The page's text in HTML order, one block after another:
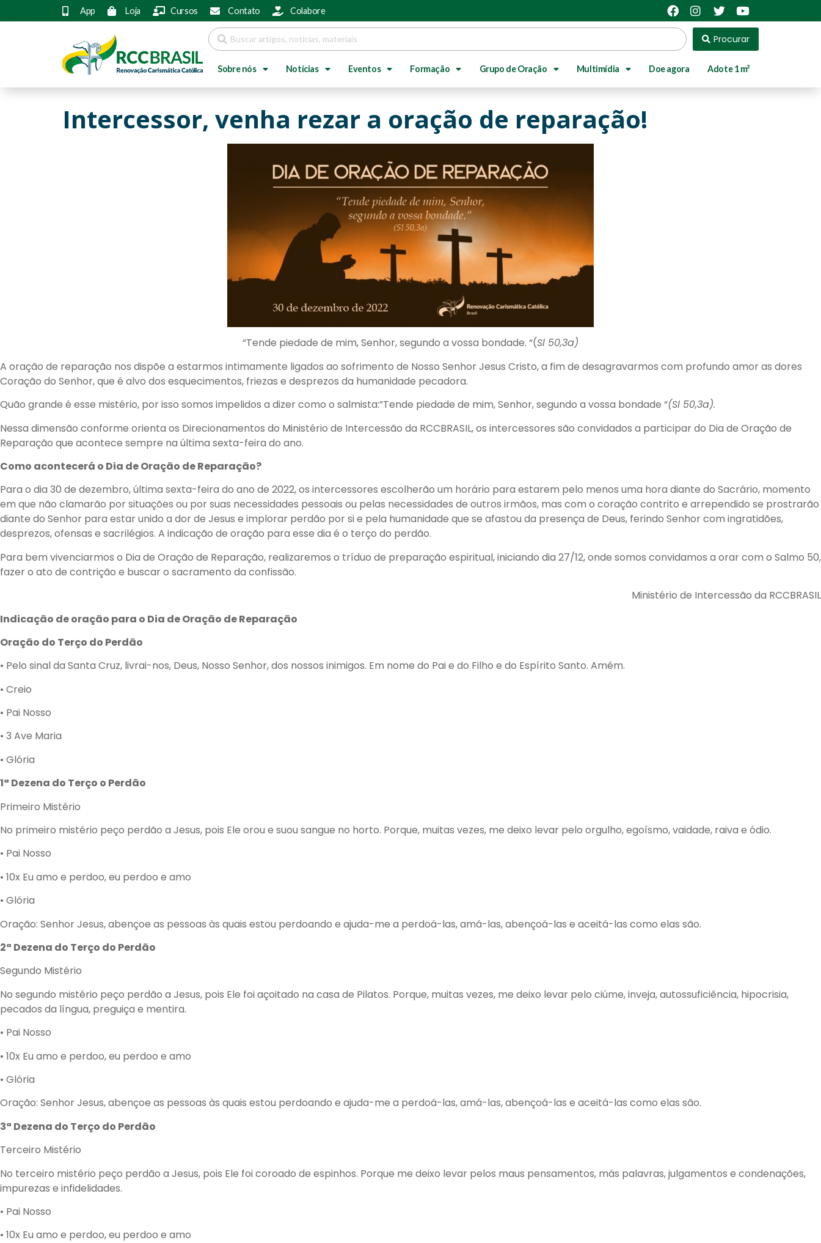
App Loja Cursos Contato Colabore
Procurar
Sobre nós Notícias Eventos Formação Grupo de Oração Multimídia Doe agora Adote 1 m²
Intercessor, venha rezar a oração de reparação!
“Tende piedade de mim, Senhor, segundo a vossa bondade. “(Sl 50,3a)
A oração de reparação nos dispõe a estarmos intimamente ligados ao sofrimento de Nosso Senhor Jesus Cristo, a fim de desagravarmos com profundo amor as dores
Coração do Senhor, que é alvo dos esquecimentos, friezas e desprezos da humanidade pecadora.
Quão grande é esse mistério, por isso somos impelidos a dizer como o salmista:”Tende piedade de mim, Senhor, segundo a vossa bondade “(Sl 50,3a).
Nessa dimensão conforme orienta os Direcionamentos do Ministério de Intercessão da RCCBRASIL, os intercessores são convidados a participar do Dia de Oração de
Reparação que acontece sempre na última sexta-feira do ano.
Como acontecerá o Dia de Oração de Reparação?
Para o dia 30 de dezembro, última sexta-feira do ano de 2022, os intercessores escolherão um horário para estarem pelo menos uma hora diante do Sacrário, momento
em que não clamarão por situações ou por suas necessidades pessoais ou pelas necessidades de outros irmãos, mas com o coração contrito e arrependido se prostrarão
diante do Senhor para estar unido a dor de Jesus e implorar perdão por si e pela humanidade que se afastou da presença de Deus, ferindo Senhor com ingratidões,
desprezos, ofensas e sacrilégios. A indicação de oração para esse dia é o terço do perdão.
Para bem vivenciarmos o Dia de Oração de Reparação, realizaremos o tríduo de preparação espiritual, iniciando dia 27/12, onde somos convidamos a orar com o Salmo 50,
fazer o ato de contrição e buscar o sacramento da confissão.
Ministério de Intercessão da RCCBRASIL
Indicação de oração para o Dia de Oração de Reparação
Oração do Terço do Perdão
• Pelo sinal da Santa Cruz, livrai-nos, Deus, Nosso Senhor, dos nossos inimigos. Em nome do Pai e do Filho e do Espírito Santo. Amém.
• Creio
• Pai Nosso
• 3 Ave Maria
• Glória
1ª Dezena do Terço o Perdão
Primeiro Mistério
No primeiro mistério peço perdão a Jesus, pois Ele orou e suou sangue no horto. Porque, muitas vezes, me deixo levar pelo orgulho, egoísmo, vaidade, raiva e ódio.
• Pai Nosso
• 10x Eu amo e perdoo, eu perdoo e amo
• Glória
Oração: Senhor Jesus, abençoe as pessoas às quais estou perdoando e ajuda-me a perdoá-las, amá-las, abençoá-las e aceitá-las como elas são.
2ª Dezena do Terço do Perdão
Segundo Mistério
No segundo mistério peço perdão a Jesus, pois Ele foi açoitado na casa de Pilatos. Porque, muitas vezes, me deixo levar pelo ciúme, inveja, autossuficiência, hipocrisia,
pecados da língua, preguiça e mentira.
• Pai Nosso
• 10x Eu amo e perdoo, eu perdoo e amo
• Glória
Oração: Senhor Jesus, abençoe as pessoas às quais estou perdoando e ajuda-me a perdoá-las, amá-las, abençoá-las e aceitá-las como elas são.
3ª Dezena do Terço do Perdão
Terceiro Mistério
No terceiro mistério peço perdão a Jesus, pois Ele foi coroado de espinhos. Porque me deixo levar pelos maus pensamentos, más palavras, julgamentos e condenações,
impurezas e infidelidades.
• Pai Nosso
• 10x Eu amo e perdoo, eu perdoo e amo